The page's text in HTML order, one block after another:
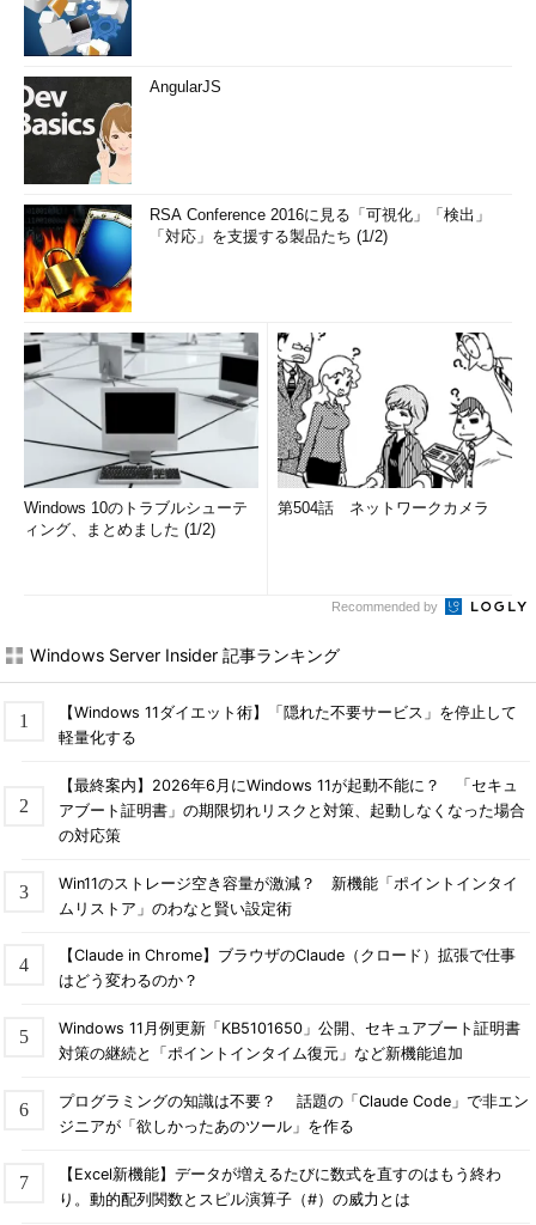
AngularJS
RSA Conference 2016に見る「可視化」「検出」
「対応」を支援する製品たち (1/2)
Windows 10のトラブルシューテ
ィング、まとめました (1/2)
第504話 ネットワークカメラ
Recommended by
Windows Server Insider 記事ランキング
【Windows 11ダイエット術】「隠れた不要サービス」を停止して
軽量化する
【最終案内】2026年6月にWindows 11が起動不能に？ 「セキュ
アブート証明書」の期限切れリスクと対策、起動しなくなった場合
の対応策
Win11のストレージ空き容量が激減？ 新機能「ポイントインタイ
ムリストア」のわなと賢い設定術
【Claude in Chrome】ブラウザのClaude（クロード）拡張で仕事
はどう変わるのか？
Windows 11月例更新「KB5101650」公開、セキュアブート証明書
対策の継続と「ポイントインタイム復元」など新機能追加
プログラミングの知識は不要？ 話題の「Claude Code」で非エン
ジニアが「欲しかったあのツール」を作る
【Excel新機能】データが増えるたびに数式を直すのはもう終わ
り。動的配列関数とスピル演算子（#）の威力とは